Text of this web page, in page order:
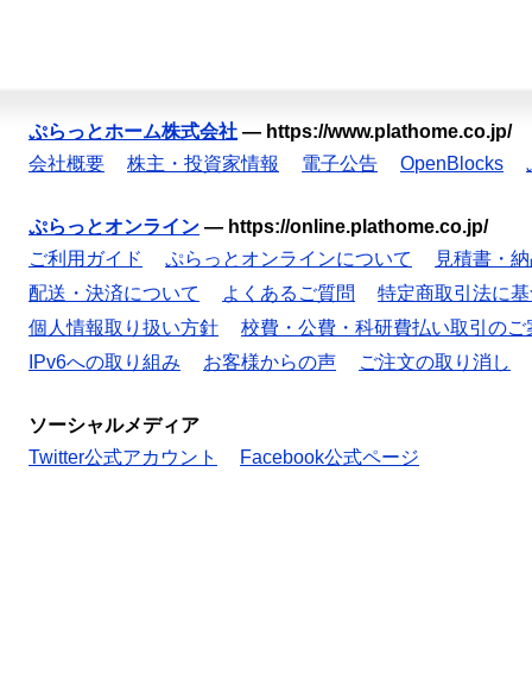
ぷらっとホーム株式会社 — https://www.plathome.co.jp/
会社概要
株主・投資家情報 電子公告 OpenBlocks
ぷらっとオンライン — https://online.plathome.co.jp/
ご利用ガイド
ぷらっとオンラインについて
見積書・
配送・決済について
よくあるご質問
特定商取引法に
個人情報取り扱い方針
校費・公費・科研費払い取引のご
IPv6への取り組み
お客様からの声 ご注文の取り消し
ソーシャルメディア
Twitter公式アカウント
Facebook公式ページ